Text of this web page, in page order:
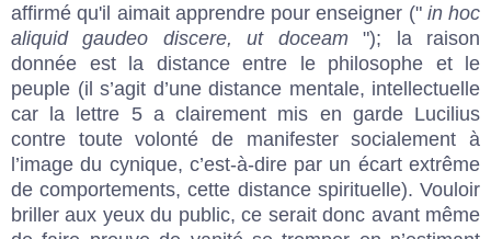
affirmé qu'il aimait apprendre pour enseigner (" in hoc
aliquid gaudeo discere, ut doceam "); la raison
donnée est la distance entre le philosophe et le
peuple (il s’agit d’une distance mentale, intellectuelle
car la lettre 5 a clairement mis en garde Lucilius
contre toute volonté de manifester socialement à
l’image du cynique, c’est-à-dire par un écart extrême
de comportements, cette distance spirituelle). Vouloir
briller aux yeux du public, ce serait donc avant même